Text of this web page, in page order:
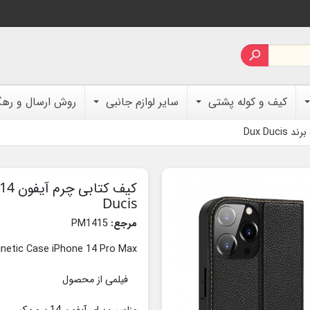

کیف و کوله پشتی سایر لوازم جانبی روش ارسال و
Ducis
مرجع:
Case iPhone 14 Pro Max
فیلمی از محصول